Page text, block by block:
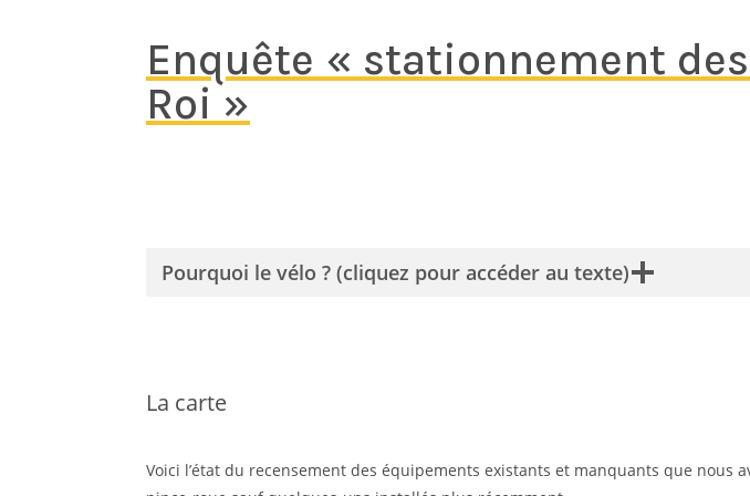
Enquête « stationnement
Roi »
Pourquoi le vélo ? (cliquez pour accéder au texte)
La carte
Voici l’état du recensement des équipements existants et manquants que